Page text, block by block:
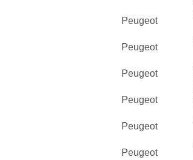
Peugeot
Peugeot
Peugeot
Peugeot
Peugeot
Peugeot